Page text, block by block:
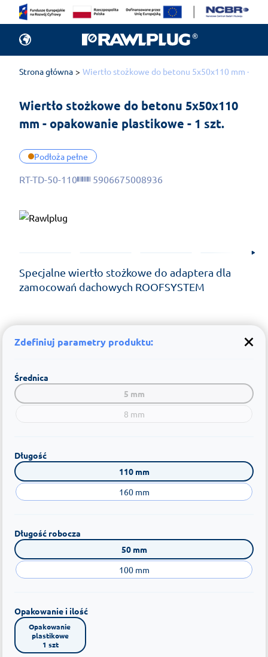
Strona główna Wiertło stożkowe do betonu 5x50x110 mm -
Wiertło stożkowe do betonu 5x50x110
mm - opakowanie plastikowe - 1 szt.
Podłoża pełne
RT-TD-50-110 5906675008936
Specjalne wiertło stożkowe do adaptera dla
zamocowań dachowych ROOFSYSTEM
Zdefiniuj parametry produktu:
Średnica
5 mm
8 mm
Długość
110 mm
160 mm
Długość robocza
50 mm
100 mm
Opakowanie i ilość
Opakowanie
plastikowe
1 szt